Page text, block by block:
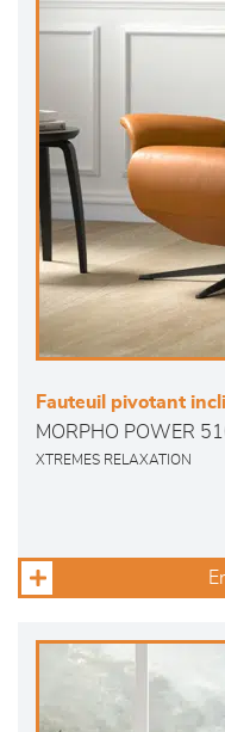
Fauteuil pivotant
MORPHO POWER
XTREMES RELAXATION